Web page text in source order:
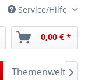
Service/Hilfe
0,00 € *
Themenwelten
